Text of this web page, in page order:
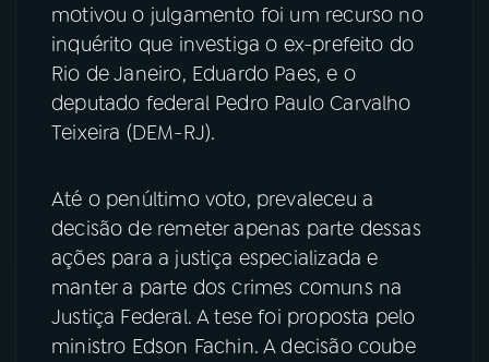
TikTok
motivou o julgamento foi um recurso no
inquérito que investiga o ex-prefeito do
Rio de Janeiro, Eduardo Paes, e o
deputado federal Pedro Paulo Carvalho
Teixeira (DEM-RJ).
Até o penúltimo voto, prevaleceu a
decisão de remeter apenas parte dessas
ações para a justiça especializada e
manter a parte dos crimes comuns na
Justiça Federal. A tese foi proposta pelo
ministro Edson Fachin. A decisão coube